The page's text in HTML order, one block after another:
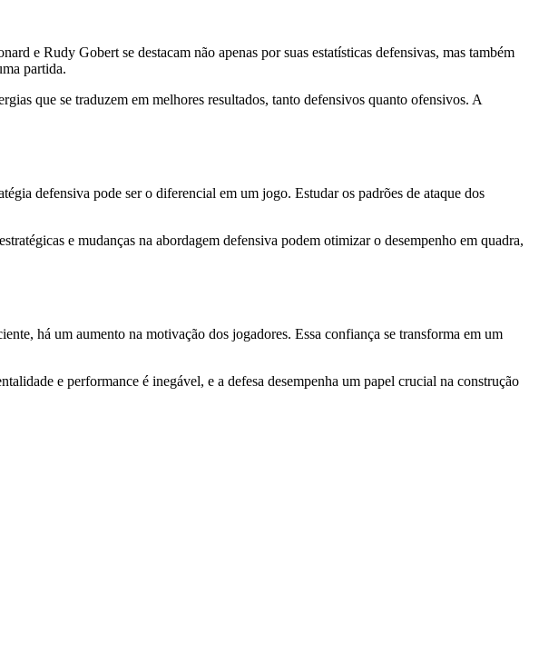
e Rudy Gobert se destacam não apenas por suas estatísticas defensivas, mas também
partida.
que se traduzem em melhores resultados, tanto defensivos quanto ofensivos. A
defensiva pode ser o diferencial em um jogo. Estudar os padrões de ataque dos
e mudanças na abordagem defensiva podem otimizar o desempenho em quadra,
há um aumento na motivação dos jogadores. Essa confiança se transforma em um
e performance é inegável, e a defesa desempenha um papel crucial na construção